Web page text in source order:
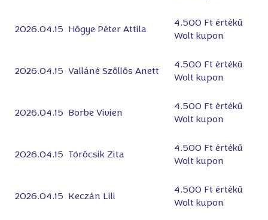
2026.04.15 Hőgye Péter Attila
4.500 Ft értékű
Wolt kupon
2026.04.15 Valláné Szőllős Anett
4.500 Ft értékű
Wolt kupon
2026.04.15 Borbe Vivien
4.500 Ft értékű
Wolt kupon
2026.04.15 Törőcsik Zita
4.500 Ft értékű
Wolt kupon
2026.04.15 Keczán Lili
4.500 Ft értékű
Wolt kupon